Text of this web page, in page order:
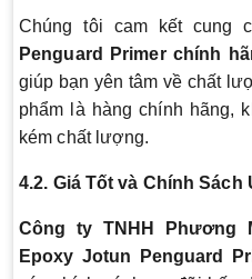
Chúng tôi cam kết cung
Penguard Primer chính
giúp bạn yên tâm về chất
phẩm là hàng chính hãng,
kém chất lượng.
4.2. Giá Tốt và Chính Sách
Công ty TNHH Phương
Epoxy Jotun Penguard